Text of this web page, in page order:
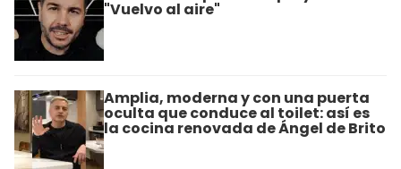
"Vuelvo al aire"
Amplia, moderna y con una puerta
oculta que conduce al toilet: así es
la cocina renovada de Ángel de Brito